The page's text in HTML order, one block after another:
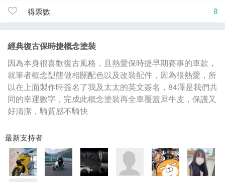
得票數 8
經典復古保時捷概念塗裝
因為本身很喜歡復古風格，且熱愛保時捷早期賽事的車款，
就筆者概念型態做相關配色以及改裝配件，因為很熱愛，所
以在上面製作時簽名了我及太太的英文簽名，84澤是我們共
同的幸運數字，完成此概念塗裝再全車覆蓋犀牛皮，保護又
好清潔，騎質感不騎快
最新支持者